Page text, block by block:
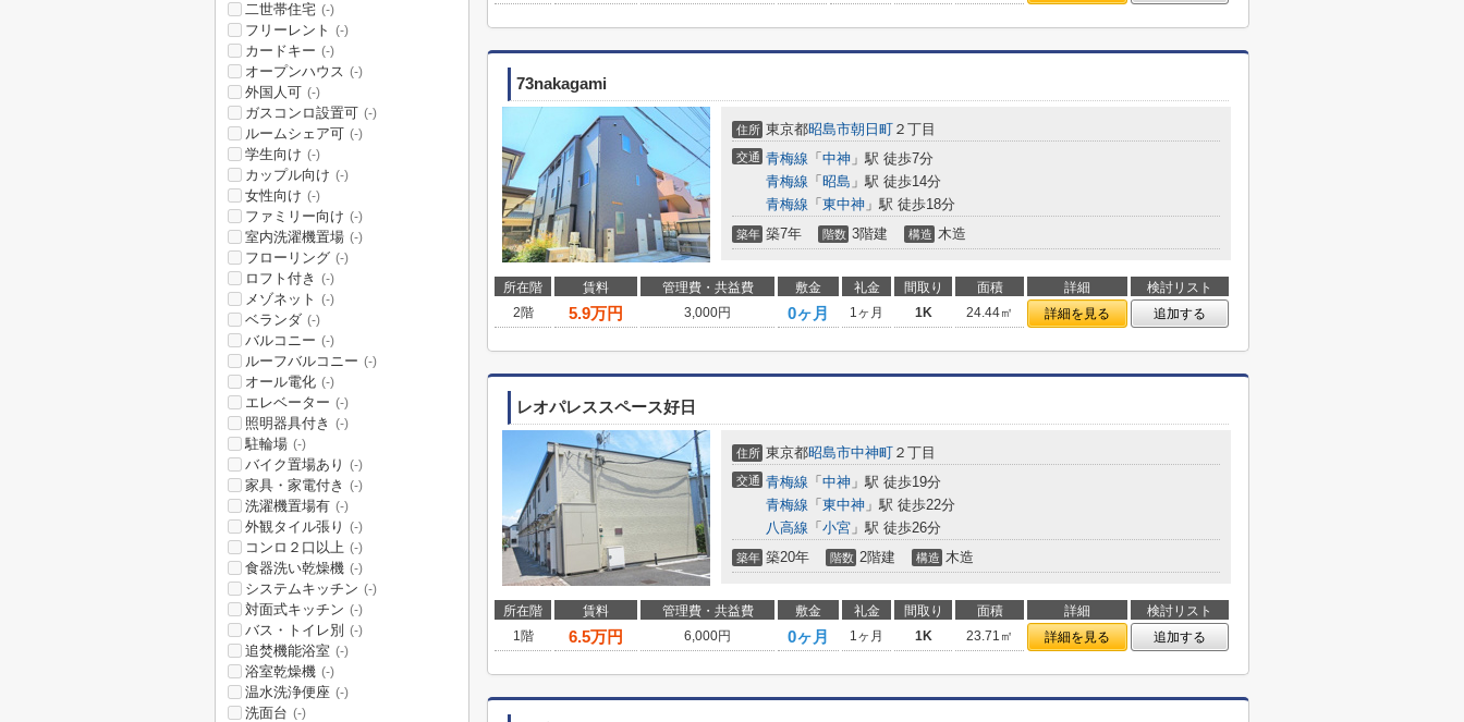
73nakagami
住所 東京都昭島市朝日町 ２丁目
交通 青梅線 「 中神 」駅 徒歩7分
青梅線 「 昭島 」駅 徒歩14分
青梅線 「 東中神 」駅 徒歩18分
築年 築7年 階数 3階建 構造 木造
所在階 賃料 管理費・共益費 敷金 礼金 間取り 面積 詳細
検討リスト
2階
5.9万円 3,000円 0ヶ月 1ヶ月 1K 24.44㎡ 詳細を見る 追加する
レオパレススペース好日
住所 東京都昭島市中神町 ２丁目
交通 青梅線 「 中神 」駅 徒歩19分
青梅線 「 東中神 」駅 徒歩22分
八高線 「 小宮 」駅 徒歩26分
築年 築20年 階数 2階建 構造 木造
所在階 賃料 管理費・共益費 敷金 礼金 間取り 面積 詳細
検討リスト
1階
6.5万円 6,000円 0ヶ月 1ヶ月 1K 23.71㎡ 詳細を見る 追加する
二世帯住宅 (-)
フリーレント (-)
カードキー (-)
オープンハウス (-)
外国人可 (-)
ガスコンロ設置可 (-)
ルームシェア可 (-)
学生向け (-)
カップル向け (-)
女性向け (-)
ファミリー向け (-)
室内洗濯機置場 (-)
フローリング (-)
ロフト付き (-)
メゾネット (-)
ベランダ (-)
バルコニー (-)
ルーフバルコニー (-)
オール電化 (-)
エレベーター (-)
照明器具付き (-)
駐輪場 (-)
バイク置場あり (-)
家具・家電付き (-)
洗濯機置場有 (-)
外観タイル張り (-)
コンロ２口以上 (-)
食器洗い乾燥機 (-)
システムキッチン (-)
対面式キッチン (-)
バス・トイレ別 (-)
追焚機能浴室 (-)
浴室乾燥機 (-)
温水洗浄便座 (-)
洗面台 (-)